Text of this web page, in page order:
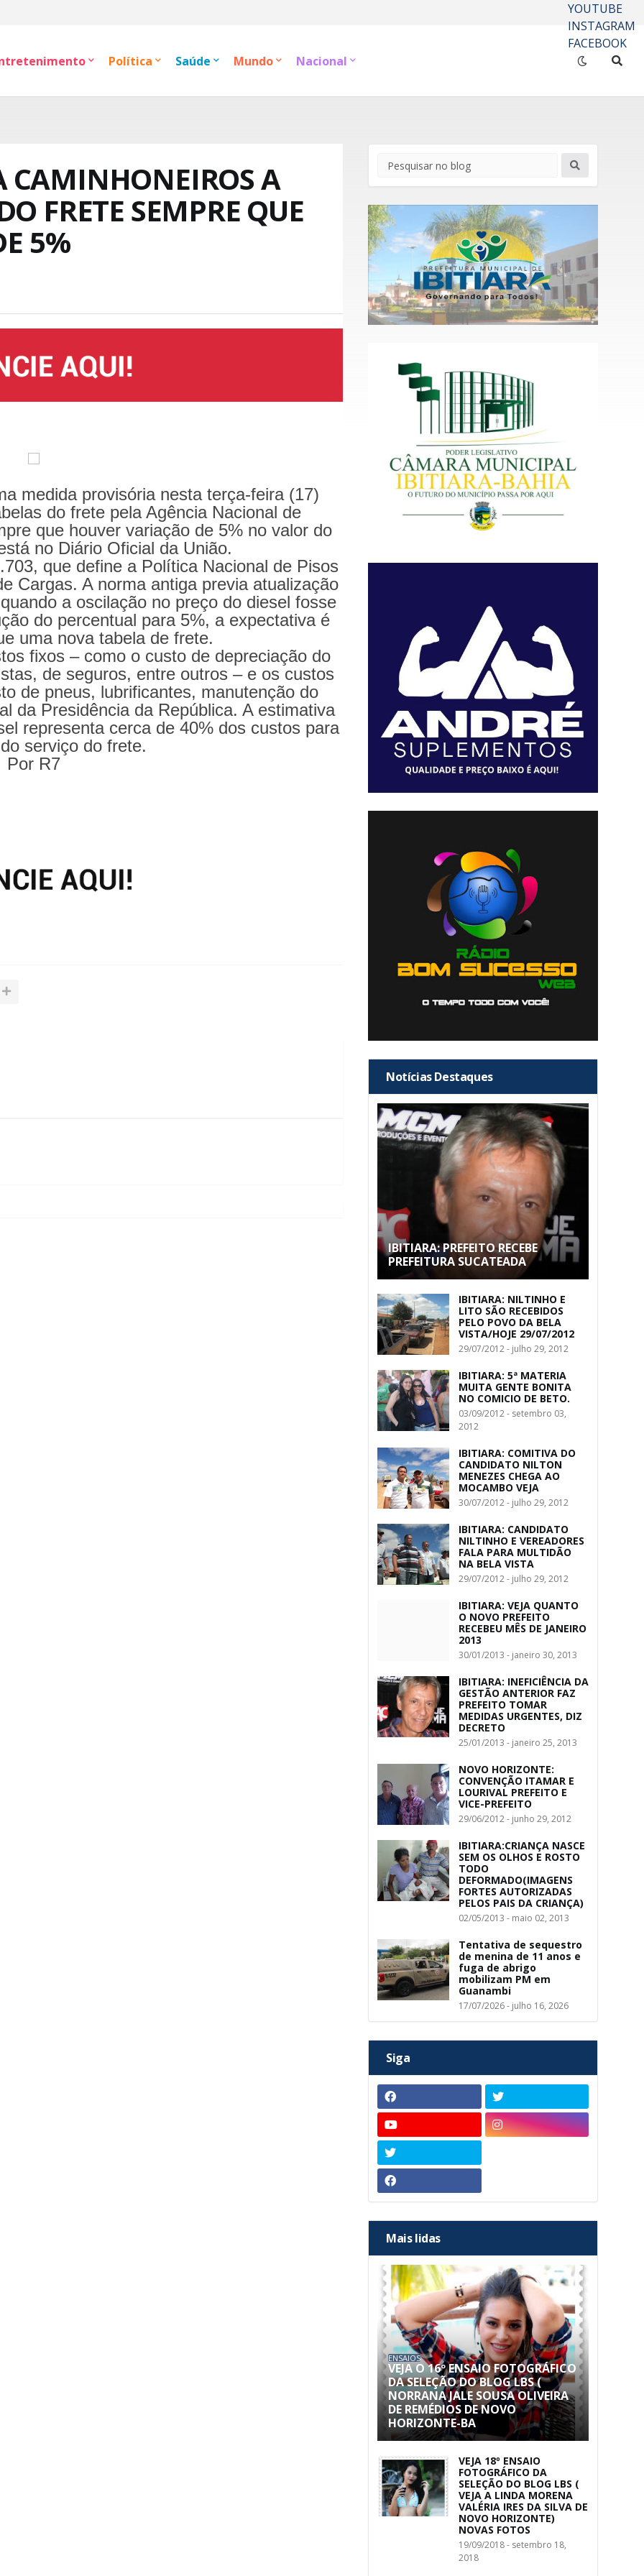
YOUTUBE
INSTAGRAM
FACEBOOK
Política Saúde Mundo Nacional
CAMINHONEIROS A
FRETE SEMPRE QUE
5%
medida provisória nesta terça-feira (17)
do frete pela Agência Nacional de
que houver variação de 5% no valor do
no Diário Oficial da União.
que define a Política Nacional de Pisos
Cargas. A norma antiga previa atualização
a oscilação no preço do diesel fosse
do percentual para 5%, a expectativa é
uma nova tabela de frete.
fixos – como o custo de depreciação do
de seguros, entre outros – e os custos
de pneus, lubrificantes, manutenção do
da Presidência da República. A estimativa
representa cerca de 40% dos custos para
serviço do frete.
Por R7
Notícias Destaques
IBITIARA: PREFEITO RECEBE
PREFEITURA SUCATEADA
IBITIARA: NILTINHO E
LITO SÃO RECEBIDOS
PELO POVO DA BELA
VISTA/HOJE 29/07/2012
29/07/2012 - julho 29, 2012
IBITIARA: 5ª MATERIA
MUITA GENTE BONITA
NO COMICIO DE BETO.
03/09/2012 - setembro 03,
2012
IBITIARA: COMITIVA DO
CANDIDATO NILTON
MENEZES CHEGA AO
MOCAMBO VEJA
30/07/2012 - julho 29, 2012
IBITIARA: CANDIDATO
NILTINHO E VEREADORES
FALA PARA MULTIDÃO
NA BELA VISTA
29/07/2012 - julho 29, 2012
IBITIARA: VEJA QUANTO
O NOVO PREFEITO
RECEBEU MÊS DE JANEIRO
2013
30/01/2013 - janeiro 30, 2013
IBITIARA: INEFICIÊNCIA DA
GESTÃO ANTERIOR FAZ
PREFEITO TOMAR
MEDIDAS URGENTES, DIZ
DECRETO
25/01/2013 - janeiro 25, 2013
NOVO HORIZONTE:
CONVENÇÃO ITAMAR E
LOURIVAL PREFEITO E
VICE-PREFEITO
29/06/2012 - junho 29, 2012
IBITIARA:CRIANÇA NASCE
SEM OS OLHOS E ROSTO
TODO
DEFORMADO(IMAGENS
FORTES AUTORIZADAS
PELOS PAIS DA CRIANÇA)
02/05/2013 - maio 02, 2013
Tentativa de sequestro
de menina de 11 anos e
fuga de abrigo
mobilizam PM em
Guanambi
17/07/2026 - julho 16, 2026
Siga
Mais lidas
ENSAIOS
VEJA O 16º ENSAIO FOTOGRÁFICO
DA SELEÇÃO DO BLOG LBS (
NORRANA JALE SOUSA OLIVEIRA
DE REMÉDIOS DE NOVO
HORIZONTE-BA
VEJA 18º ENSAIO
FOTOGRÁFICO DA
SELEÇÃO DO BLOG LBS (
VEJA A LINDA MORENA
VALÉRIA IRES DA SILVA DE
NOVO HORIZONTE)
NOVAS FOTOS
19/09/2018 - setembro 18,
2018